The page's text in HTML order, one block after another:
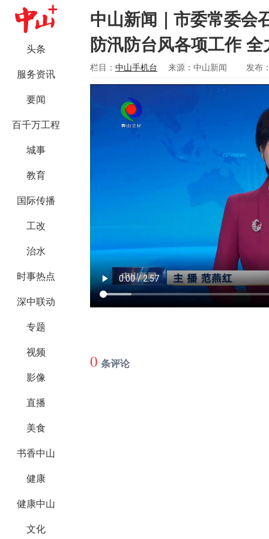
头条
服务资讯
要闻
百千万工程
城事
教育
国际传播
工改
治水
时事热点
深中联动
专题
视频
影像
直播
美食
书香中山
健康
健康中山
文化
中山新闻｜市委常委会
防汛防台风各项工作
栏目： 中山手机台 来源：中山新闻 发布
0 条评论